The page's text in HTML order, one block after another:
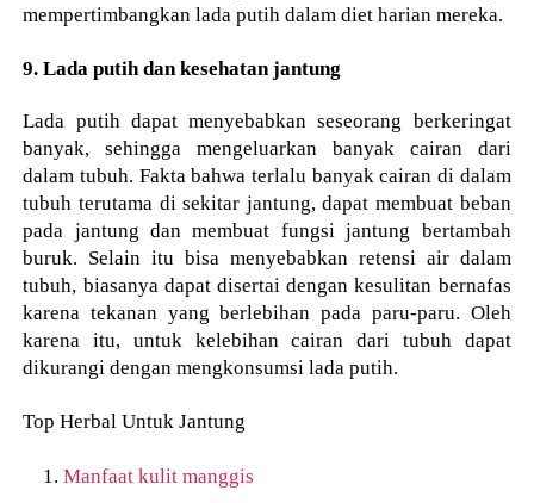
mempertimbangkan lada putih dalam diet harian mereka.
9. Lada putih dan kesehatan jantung
Lada putih dapat menyebabkan seseorang berkeringat
banyak, sehingga mengeluarkan banyak cairan dari
dalam tubuh. Fakta bahwa terlalu banyak cairan di dalam
tubuh terutama di sekitar jantung, dapat membuat beban
pada jantung dan membuat fungsi jantung bertambah
buruk. Selain itu bisa menyebabkan retensi air dalam
tubuh, biasanya dapat disertai dengan kesulitan bernafas
karena tekanan yang berlebihan pada paru-paru. Oleh
karena itu, untuk kelebihan cairan dari tubuh dapat
dikurangi dengan mengkonsumsi lada putih.
Top Herbal Untuk Jantung
Manfaat kulit manggis